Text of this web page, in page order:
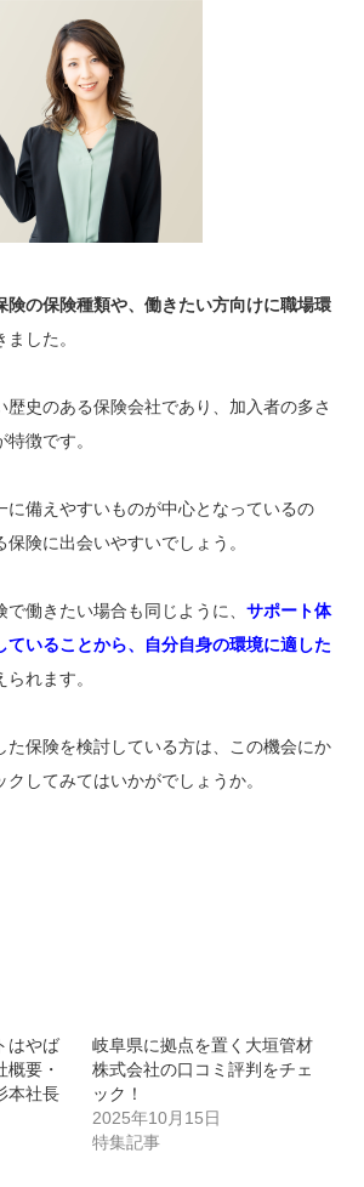
険の保険種類や、働きたい方向けに職場環
ました。
歴史のある保険会社であり、加入者の多さ
徴です。
に備えやすいものが中心となっているの
険に出会いやすいでしょう。
働きたい場合も同じように、 サポート体
ていることから、自分自身の環境に適した
れます。
た保険を検討している方は、この機会にか
してみてはいかがでしょうか。
はやば
概要・
本社長
岐阜県に拠点を置く大垣管材
株式会社の口コミ評判をチェ
ック！
2025年10月15日
特集記事